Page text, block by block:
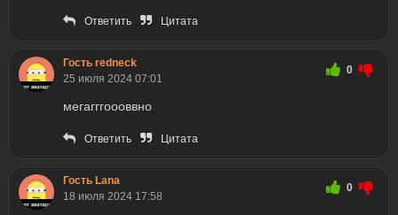
Ответить Цитата
Гость redneck
25 июля 2024 07:01
0
мегагггоооввно
Ответить Цитата
Гость Lana
18 июля 2024 17:58
0